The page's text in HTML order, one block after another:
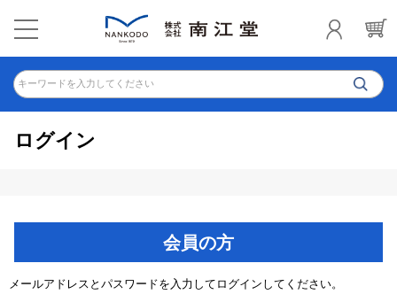
キーワードを入力してください
ログイン
会員の方
メールアドレスとパスワードを入力してログインしてください。